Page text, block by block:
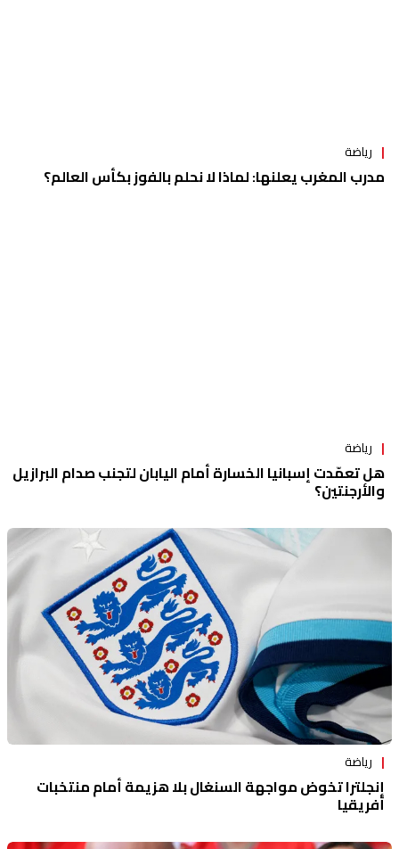
رياضة
مدرب المغرب يعلنها: لماذا لا نحلم بالفوز بكأس العالم؟
رياضة
هل تعمّدت إسبانيا الخسارة أمام اليابان لتجنب صدام البرازيل
والأرجنتين؟
رياضة
إنجلترا تخوض مواجهة السنغال بلا هزيمة أمام منتخبات
أفريقيا